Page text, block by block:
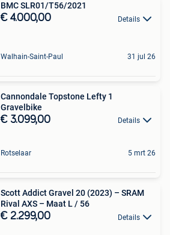
BMC SLR01/T56/2021
€ 4.000,00 Details
Walhain-Saint-Paul 31 jul 26
Cannondale Topstone Lefty 1
Gravelbike
€ 3.099,00 Details
Rotselaar 5 mrt 26
Scott Addict Gravel 20 (2023) – SRAM
Rival AXS – Maat L / 56
€ 2.299,00 Details